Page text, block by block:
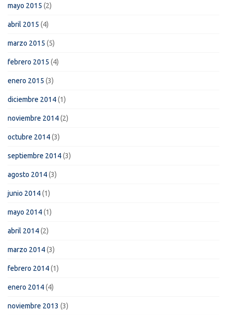
mayo 2015 (2)
abril 2015 (4)
marzo 2015 (5)
febrero 2015 (4)
enero 2015 (3)
diciembre 2014(1)
noviembre 2014(2)
octubre 2014(3)
septiembre 2014(3)
agosto 2014(3)
junio 2014(1)
mayo 2014(1)
abril 2014(2)
marzo 2014(3)
febrero 2014(1)
enero 2014(4)
noviembre 2013 (3)